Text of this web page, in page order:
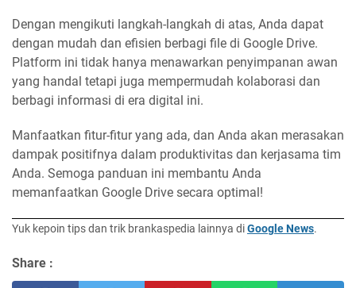
Dengan mengikuti langkah-langkah di atas, Anda dapat
dengan mudah dan efisien berbagi file di Google Drive.
Platform ini tidak hanya menawarkan penyimpanan awan
yang handal tetapi juga mempermudah kolaborasi dan
berbagi informasi di era digital ini.
Manfaatkan fitur-fitur yang ada, dan Anda akan merasakan
dampak positifnya dalam produktivitas dan kerjasama tim
Anda. Semoga panduan ini membantu Anda
memanfaatkan Google Drive secara optimal!
Yuk kepoin tips dan trik brankaspedia lainnya diGoogle News.
Share :